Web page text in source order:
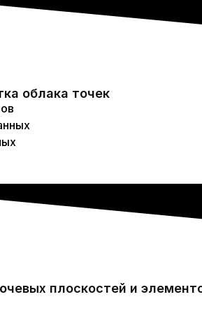
облака точек
плоскостей и